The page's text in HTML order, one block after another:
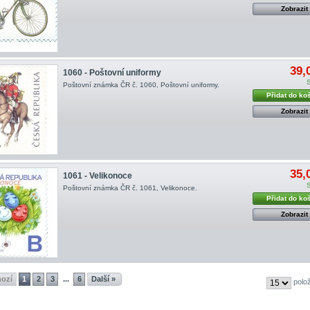
Zobrazit
1060 - Poštovní uniformy
Poštovní známka ČR č. 1060, Poštovní uniformy.
Přidat do
Zobrazit
1061 - Velikonoce
Poštovní známka ČR č. 1061, Velikonoce.
Přidat do
Zobrazit
1 2 3 ... 6 Další »